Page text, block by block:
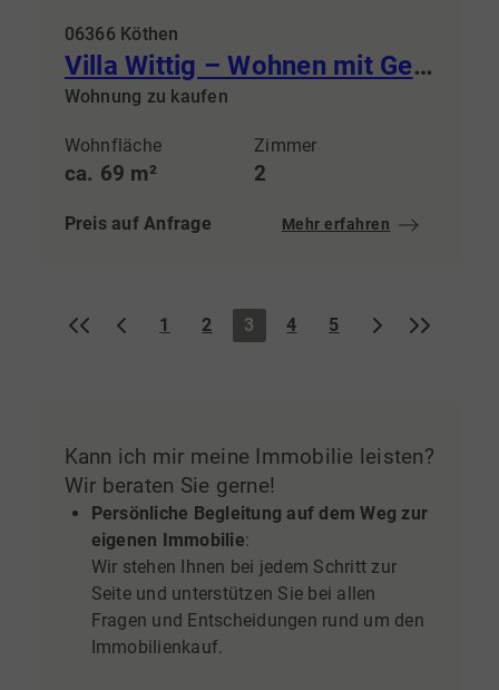
06366 Köthen
Villa Wittig – Wohnen mit Geschichte & steuerlichem Vorteil
Wohnung zu kaufen
Wohnfläche
ca. 69 m²
Zimmer
2
Preis auf Anfrage Mehr erfahren
« ‹ 1 2 3 4 5 › »
Kann ich mir meine Immobilie leisten?
Wir beraten Sie gerne!
Persönliche Begleitung auf dem Weg zur
eigenen Immobilie:
Wir stehen Ihnen bei jedem Schritt zur
Seite und unterstützen Sie bei allen
Fragen und Entscheidungen rund um den
Immobilienkauf.